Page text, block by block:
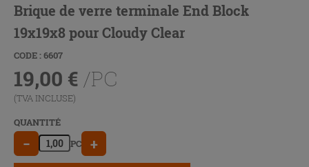
Brique de verre terminale End Block
19x19x8 pour Cloudy Clear
CODE : 6607
19,00 € /PC
(TVA INCLUSE)
QUANTITÉ
− PC +